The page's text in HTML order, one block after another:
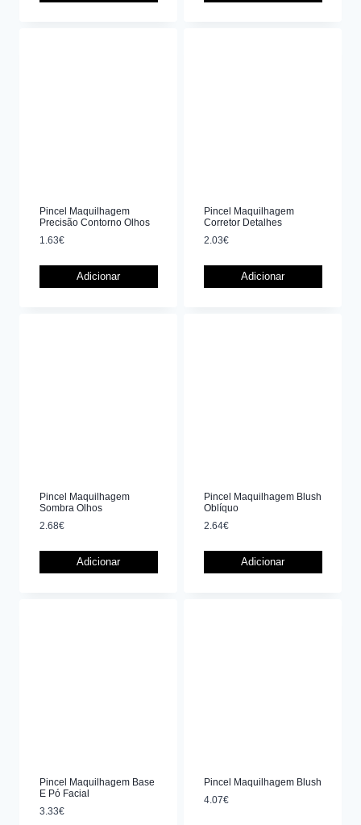
Pincel Maquilhagem
Precisão Contorno Olhos
1.63€
Adicionar
Pincel Maquilhagem
Corretor Detalhes
2.03€
Adicionar
Pincel Maquilhagem
Sombra Olhos
2.68€
Adicionar
Pincel Maquilhagem Blush
Oblíquo
2.64€
Adicionar
Pincel Maquilhagem Base
E Pó Facial
3.33€
Pincel Maquilhagem Blush
4.07€